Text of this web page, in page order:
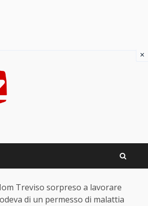
Treviso sorpreso a lavorare
di un permesso di malattia
×